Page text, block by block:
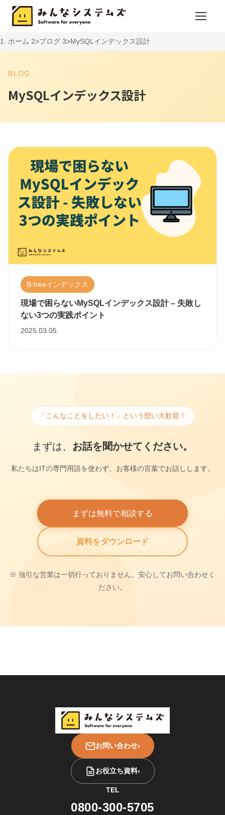
ホーム ブログ MySQLインデックス設計
BLOG
MySQLインデックス設計
B-treeインデックス
現場で困らないMySQLインデックス設計 – 失敗し
ない3つの実践ポイント
2025.03.05
「こんなことをしたい！」という想い大歓迎！
まずは、 お話を聞かせてください。
私たちはITの専門用語を使わず、お客様の言葉でお話しします。
まずは無料で相談する
資料をダウンロード
※ 強引な営業は一切行っておりません。安心してお問い合わせく
ださい。
お問い合わせ›
お役立ち資料›
TEL
0800-300-5705